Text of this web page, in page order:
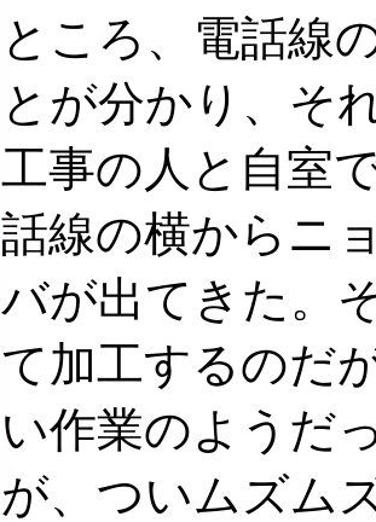
ところ、電話線
とが分かり、そ
工事の人と自室
話線の横からニ
バが出てきた。
て加工するのだ
い作業のようだ
が、ついムズム